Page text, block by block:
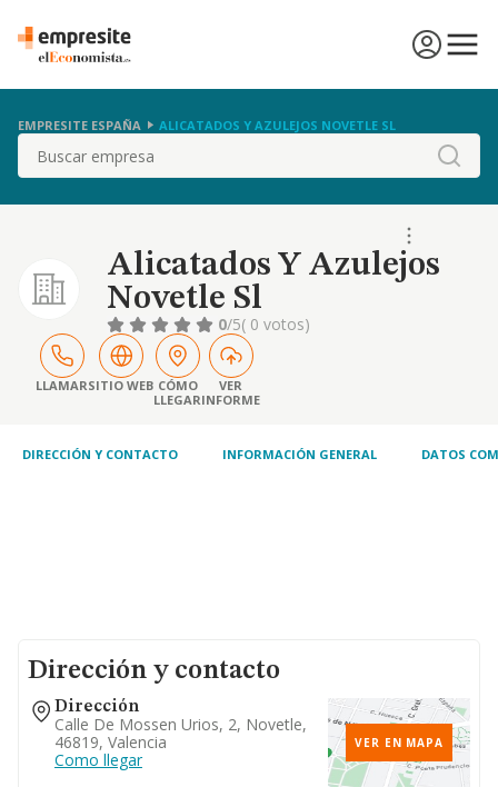
EMPRESITE ESPAÑA ALICATADOS Y AZULEJOS NOVETLE SL
Buscar
Alicatados Y Azulejos
Novetle Sl
0/5( 0 votos)
LLAMARSITIO WEB CÓMO
LLEGAR
VER
INFORME
DIRECCIÓN Y CONTACTO INFORMACIÓN GENERAL DATOS
Dirección y contacto
Dirección
Calle De Mossen Urios, 2, Novetle,
46819, Valencia
Como llegar
VER EN MAPA